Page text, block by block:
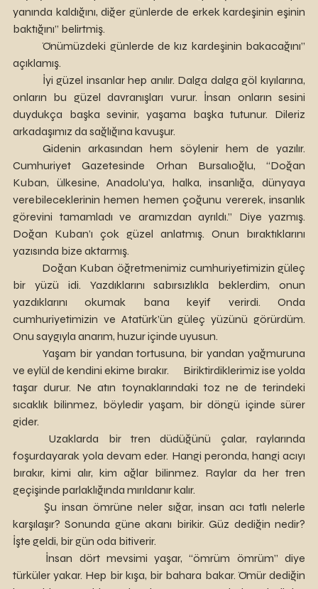
yanında kaldığını, diğer günlerde de erkek kardeşinin eşinin
baktığını” belirtmiş.
	Önümüzdeki günlerde de kız kardeşinin bakacağını”
açıklamış.
onların bu güzel davranışları vurur. İnsan onların sesini
duydukça başka sevinir, yaşama başka tutunur. Dileriz
arkadaşımız da sağlığına kavuşur.
Cumhuriyet Gazetesinde Orhan Bursalıoğlu, “Doğan
Kuban, ülkesine, Anadolu’ya, halka, insanlığa, dünyaya
verebileceklerinin hemen hemen çoğunu vererek, insanlık
görevini tamamladı ve aramızdan ayrıldı.” Diye yazmış.
Doğan Kuban’ı çok güzel anlatmış. Onun bıraktıklarını
yazısında bize aktarmış.
bir yüzü idi. Yazdıklarını sabırsızlıkla beklerdim, onun
yazdıklarını okumak bana keyif verirdi. Onda
cumhuriyetimizin ve Atatürk’ün güleç yüzünü görürdüm.
Onu saygıyla anarım, huzur içinde uyusun.
ve eylül de kendini ekime bırakır. 	Biriktirdiklerimiz ise yolda
taşar durur. Ne atın toynaklarındaki toz ne de terindeki
sıcaklık bilinmez, böyledir yaşam, bir döngü içinde sürer
gider.
foşurdayarak yola devam eder. Hangi peronda, hangi acıyı
bırakır, kimi alır, kim ağlar bilinmez. Raylar da her tren
geçişinde parlaklığında mırıldanır kalır.
	Şu insan ömrüne neler sığar, insan acı tatlı nelerle
karşılaşır? Sonunda güne akanı birikir. Güz dediğin nedir?
İşte geldi, bir gün oda bitiverir.
türküler yakar. Hep bir kışa, bir bahara bakar. Ömür dediğin